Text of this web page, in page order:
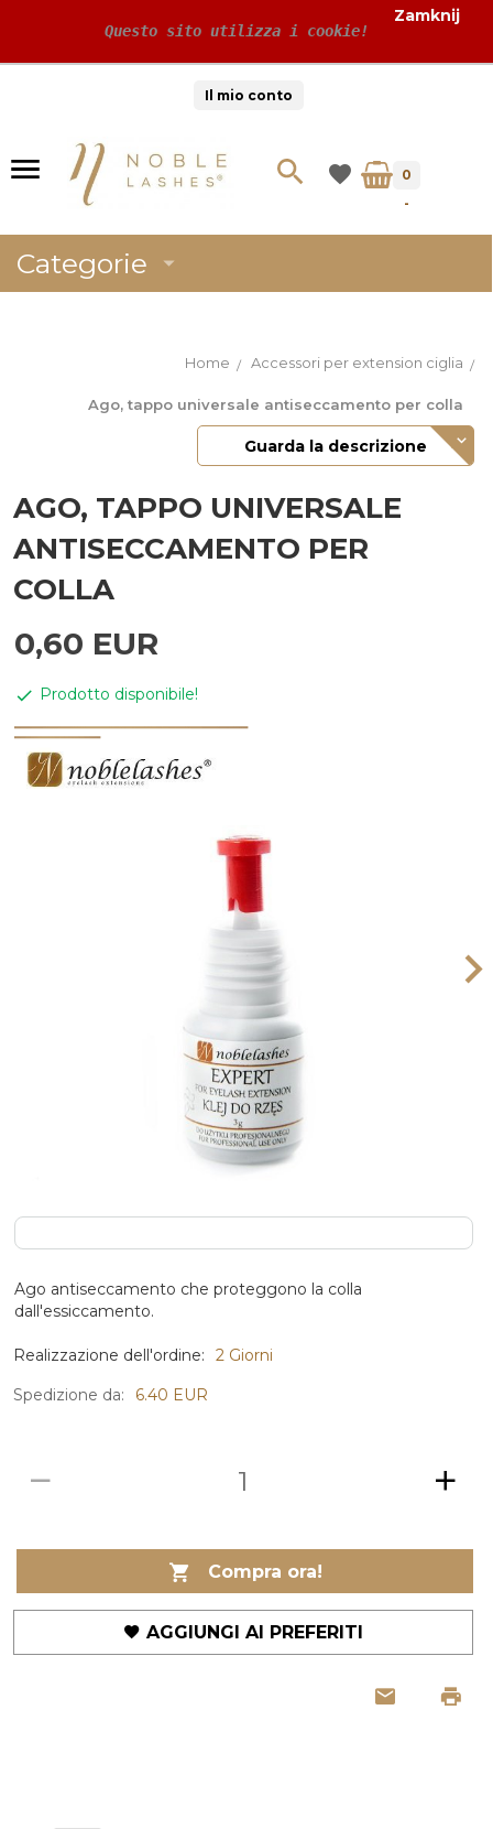
Questo sito utilizza i cookie!
Zamknij
Il mio conto
0
-
Categorie
Home Accessori per extension ciglia
Ago, tappo universale antiseccamento per colla
Guarda la descrizione
AGO, TAPPO UNIVERSALE
ANTISECCAMENTO PER
COLLA
0,60 EUR
Prodotto disponibile!
Ago antiseccamento che proteggono la colla
dall'essiccamento.
Realizzazione dell'ordine:
2 Giorni
Spedizione da:
6.40 EUR
Compra ora!
AGGIUNGI AI PREFERITI